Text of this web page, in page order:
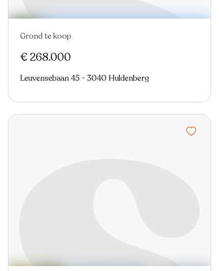
Grond te koop
€ 268.000
Leuvensebaan 45 - 3040 Huldenberg